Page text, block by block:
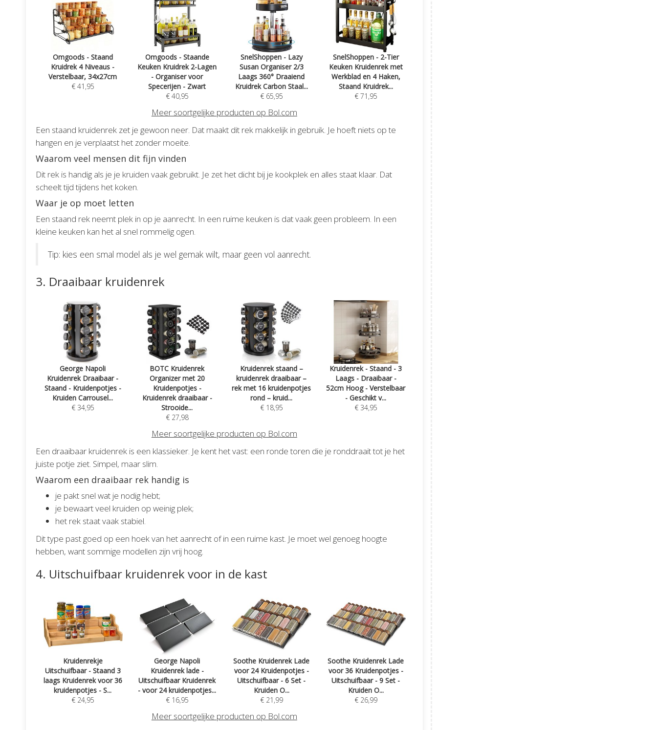
Omgoods - Staand
Kruidrek 4 Niveaus -
Verstelbaar, 34x27cm
€ 41,95
Omgoods - Staande
Keuken Kruidrek 2-Lagen
- Organiser voor
Specerijen - Zwart
€ 40,95
SnelShoppen - Lazy
Susan Organiser 2/3
Laags 360° Draaiend
Kruidrek Carbon Staal...
€ 65,95
SnelShoppen - 2-Tier
Keuken Kruidenrek met
Werkblad en 4 Haken,
Staand Kruidrek...
€ 71,95
Meer soortgelijke producten op Bol.com
Een staand kruidenrek zet je gewoon neer. Dat maakt dit rek makkelijk in gebruik. Je hoeft niets op te
hangen en je verplaatst het zonder moeite.
Waarom veel mensen dit fijn vinden
Dit rek is handig als je je kruiden vaak gebruikt. Je zet het dicht bij je kookplek en alles staat klaar. Dat
scheelt tijd tijdens het koken.
Waar je op moet letten
Een staand rek neemt plek in op je aanrecht. In een ruime keuken is dat vaak geen probleem. In een
kleine keuken kan het al snel rommelig ogen.
Tip: kies een smal model als je wel gemak wilt, maar geen vol aanrecht.
3. Draaibaar kruidenrek
George Napoli
Kruidenrek Draaibaar -
Staand - Kruidenpotjes -
Kruiden Carrousel...
€ 34,95
BOTC Kruidenrek
Organizer met 20
Kruidenpotjes -
Kruidenrek draaibaar -
Strooide...
€ 27,98
Kruidenrek staand –
kruidenrek draaibaar –
rek met 16 kruidenpotjes
rond – kruid...
€ 18,95
Kruidenrek - Staand - 3
Laags - Draaibaar -
52cm Hoog - Verstelbaar
- Geschikt v...
€ 34,95
Meer soortgelijke producten op Bol.com
Een draaibaar kruidenrek is een klassieker. Je kent het vast: een ronde toren die je ronddraait tot je het
juiste potje ziet. Simpel, maar slim.
Waarom een draaibaar rek handig is
je pakt snel wat je nodig hebt;
je bewaart veel kruiden op weinig plek;
het rek staat vaak stabiel.
Dit type past goed op een hoek van het aanrecht of in een ruime kast. Je moet wel genoeg hoogte
hebben, want sommige modellen zijn vrij hoog.
4. Uitschuifbaar kruidenrek voor in de kast
Kruidenrekje
Uitschuifbaar - Staand 3
laags Kruidenrek voor 36
kruidenpotjes - S...
€ 24,95
George Napoli
Kruidenrek lade -
Uitschuifbaar Kruidenrek
- voor 24 kruidenpotjes...
€ 16,95
Soothe Kruidenrek Lade
voor 24 Kruidenpotjes -
Uitschuifbaar - 6 Set -
Kruiden O...
€ 21,99
Soothe Kruidenrek Lade
voor 36 Kruidenpotjes -
Uitschuifbaar - 9 Set -
Kruiden O...
€ 26,99
Meer soortgelijke producten op Bol.com